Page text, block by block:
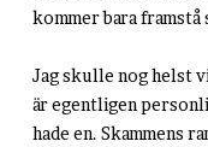
kommer bara framstå
Jag skulle nog helst
är egentligen
hade en. Skammens